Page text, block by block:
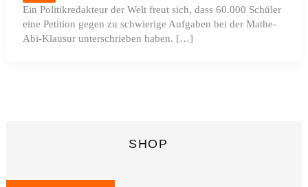
Ein Politikredakteur der Welt freut sich, dass 60.000 Schüler
eine Petition gegen zu schwierige Aufgaben bei der Mathe-
Abi-Klausur unterschrieben haben. […]
SHOP